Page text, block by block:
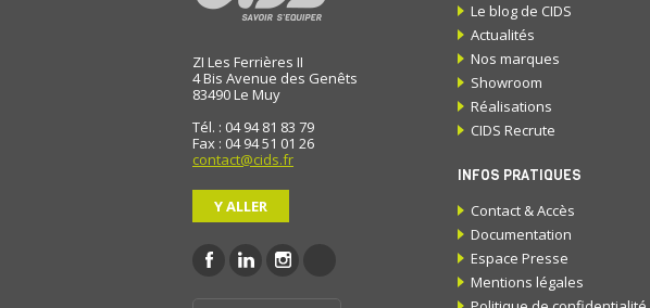
ZI Les Ferrières II
4 Bis Avenue des Genêts
83490Le Muy
Tél. : 04 94 81 83 79
Fax : 04 94 51 01 26
contact@cids.fr
Y ALLER
Le blog de CIDS
Actualités
Nos marques
Showroom
Réalisations
CIDS Recrute
INFOS PRATIQUES
Contact & Accès
Documentation
Espace Presse
Mentions légales